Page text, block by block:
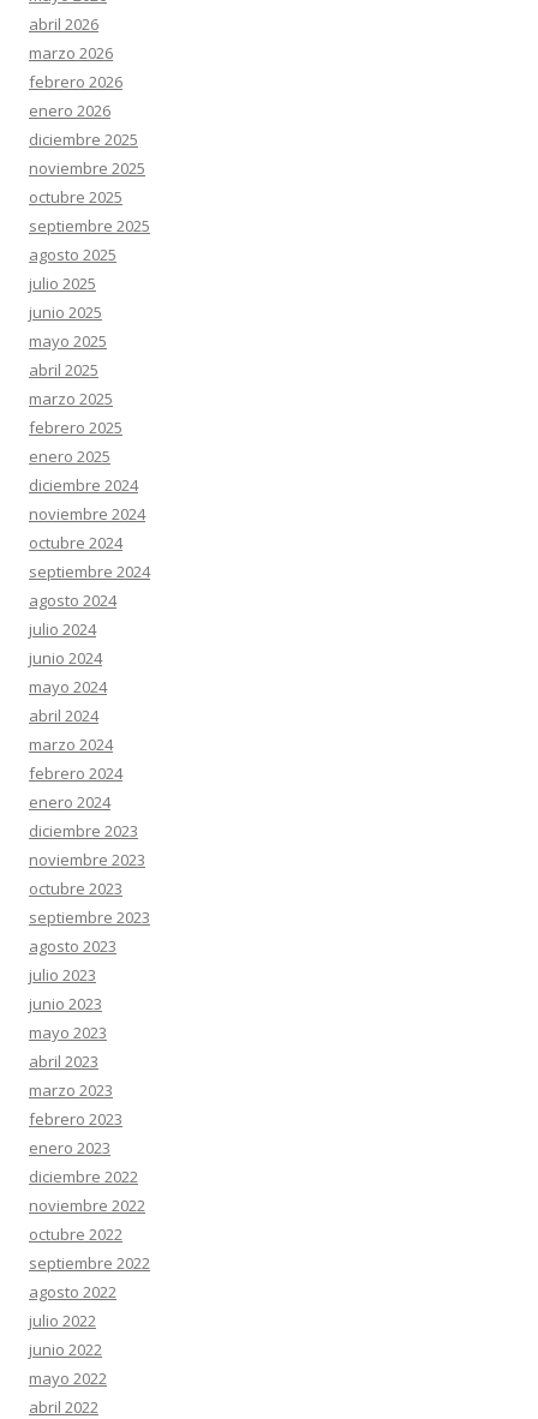
abril 2026
marzo 2026
febrero 2026
enero 2026
diciembre 2025
noviembre 2025
octubre 2025
septiembre 2025
agosto 2025
julio 2025
junio 2025
mayo 2025
abril 2025
marzo 2025
febrero 2025
enero 2025
diciembre 2024
noviembre 2024
octubre 2024
septiembre 2024
agosto 2024
julio 2024
junio 2024
mayo 2024
abril 2024
marzo 2024
febrero 2024
enero 2024
diciembre 2023
noviembre 2023
octubre 2023
septiembre 2023
agosto 2023
julio 2023
junio 2023
mayo 2023
abril 2023
marzo 2023
febrero 2023
enero 2023
diciembre 2022
noviembre 2022
octubre 2022
septiembre 2022
agosto 2022
julio 2022
junio 2022
mayo 2022
abril 2022